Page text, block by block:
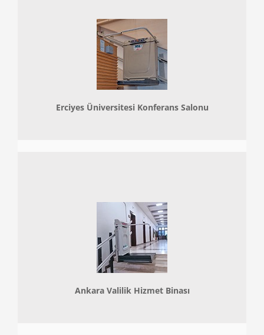
Erciyes Üniversitesi Konferans Salonu
Ankara Valilik Hizmet Binası